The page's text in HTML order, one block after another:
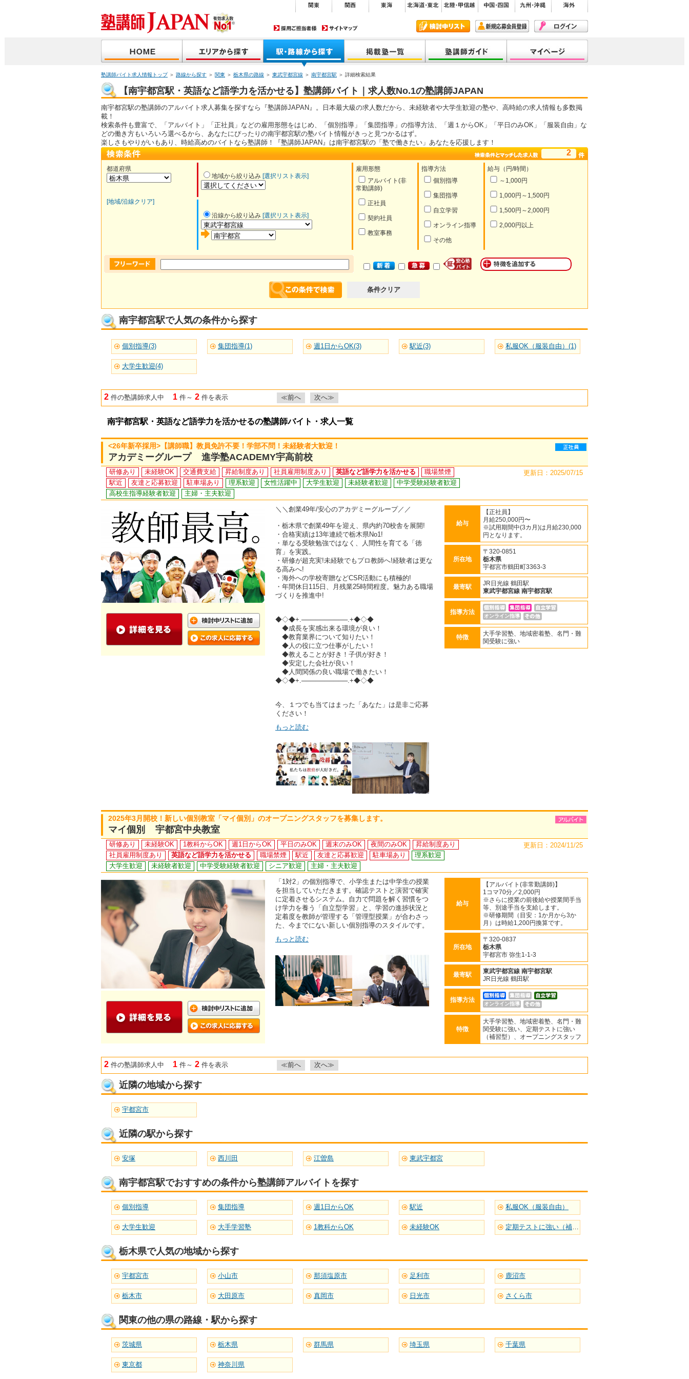
塾講師バイト求人情報トップ＞ 路線から探す ＞ 関東 ＞ 栃木県の路線 ＞ 東武宇都宮線 ＞ 南宇都宮駅 ＞ 詳細検索結果
【南宇都宮駅・英語など語学力を活かせる】塾講師バイト｜求人数No.1の塾講師JAPAN
南宇都宮駅の塾講師のアルバイト求人募集を探すなら『塾講師JAPAN』。日本最大級の求人数だから、未経験者や大学生歓迎の塾や、高時給の求人情報も多数掲
載！
検索条件も豊富で、「アルバイト」「正社員」などの雇用形態をはじめ、「個別指導」「集団指導」の指導方法、「週１からOK」「平日のみOK」「服装自由」な
どの働き方もいろいろ選べるから、あなたにぴったりの南宇都宮駅の塾バイト情報がきっと見つかるはず。
楽しさもやりがいもあり、時給高めのバイトなら塾講師！『塾講師JAPAN』は南宇都宮駅の「塾で働きたい」あなたを応援します！
2
都道府県
[地域/沿線クリア]
地域から絞り込み [選択リスト表示]
雇用形態
アルバイト(非
常勤講師)
正社員
契約社員
教室事務
指導方法
個別指導
集団指導
自立学習
オンライン指導
その他
給与（円/時間）
～1,000円
1,000円～1,500円
1,500円～2,000円
2,000円以上
沿線から絞り込み [選択リスト表示]
条件クリア
南宇都宮駅で人気の条件から探す
個別指導(3) 集団指導(1) 週1日からOK(3) 駅近(3) 私服OK（服装自由）(1)
大学生歓迎(4)
2 件の塾講師求人中 1 件～ 2 件を表示 ≪前へ 次へ≫
南宇都宮駅・英語など語学力を活かせるの塾講師バイト・求人一覧
<26年新卒採用>【講師職】教員免許不要！学部不問！未経験者大歓迎！
アカデミーグループ 進学塾ACADEMY宇高前校
研修あり 未経験OK 交通費支給 昇給制度あり 社員雇用制度あり 英語など語学力を活かせる
職場禁煙
駅近
友達と応募歓迎 駐車場あり 理系歓迎 女性活躍中 大学生歓迎 未経験者歓迎
中学受験経験者歓迎
高校生指導経験者歓迎
主婦・主夫歓迎
更新日：2025/07/15
＼＼創業49年/安心のアカデミーグループ／／
・栃木県で創業49年を迎え、県内約70校舎を展開!
・合格実績は13年連続で栃木県No1!
・単なる受験勉強ではなく、人間性を育てる「徳
育」を実践。
・研修が超充実!未経験でもプロ教師へ!経験者は更な
る高みへ!
・海外への学校寄贈などCSR活動にも積極的!
・年間休日115日、月残業25時間程度。魅力ある職場
づくりを推進中!
◆◇◆+.──────────.+◆◇◆
◆成長を実感出来る環境が良い！
◆教育業界について知りたい！
◆人の役に立つ仕事がしたい！
◆教えることが好き！子供が好き！
◆安定した会社が良い！
◆人間関係の良い職場で働きたい！
◆◇◆+.──────────.+◆◇◆
今、１つでも当てはまった「あなた」は是非ご応募
ください！
もっと読む
給与
【正社員】
月給250,000円〜
※試用期間中(3カ月)は月給230,000
円となります。
所在地
〒320-0851
栃木県
宇都宮市鶴田町3363-3
最寄駅
JR日光線 鶴田駅
東武宇都宮線 南宇都宮駅
指導方法
オンライン指導
特徴
大手学習塾、地域密着塾、名門・難
関受験に強い
2025年3月開校！新しい個別教室「マイ個別」のオープニングスタッフを募集します。
マイ個別 宇都宮中央教室
研修あり 未経験OK 1教科からOK 週1日からOK 平日のみOK 週末のみOK 夜間のみOK
昇給制度あり
社員雇用制度あり
英語など語学力を活かせる 職場禁煙 駅近 友達と応募歓迎 駐車場あり
理系歓迎
大学生歓迎
未経験者歓迎 中学受験経験者歓迎 シニア歓迎 主婦・主夫歓迎
更新日：2024/11/25
「1対2」の個別指導で、小学生または中学生の授業
を担当していただきます。確認テストと演習で確実
に定着させるシステム。自力で問題を解く習慣をつ
け学力を養う「自立型学習」と、学習の進捗状況と
定着度を教師が管理する「管理型授業」が合わさっ
た、今までにない新しい個別指導のスタイルです。
もっと読む
給与
【アルバイト(非常勤講師)】
1コマ70分／2,000円
※さらに授業の前後給や授業間手当
等、別途手当を支給します。
※研修期間（目安：1か月から3か
月）は時給1,200円換算です。
所在地
〒320-0837
栃木県
宇都宮市 弥生1-1-3
最寄駅
東武宇都宮線 南宇都宮駅
JR日光線 鶴田駅
指導方法
オンライン指導
特徴
大手学習塾、地域密着塾、名門・難
関受験に強い、定期テストに強い
（補習型）、オープニングスタッフ
2 件の塾講師求人中 1 件～ 2 件を表示 ≪前へ 次へ≫
近隣の地域から探す
宇都宮市
近隣の駅から探す
安塚 西川田 江曽島 東武宇都宮
南宇都宮駅でおすすめの条件から塾講師アルバイトを探す
個別指導 集団指導 週1日からOK 駅近 私服OK（服装自由）
大学生歓迎 大手学習塾 1教科からOK 未経験OK 定期テストに強い（補習型）
栃木県で人気の地域から探す
宇都宮市 小山市 那須塩原市 足利市 鹿沼市
栃木市 大田原市 真岡市 日光市 さくら市
関東の他の県の路線・駅から探す
茨城県 栃木県 群馬県 埼玉県 千葉県
東京都 神奈川県